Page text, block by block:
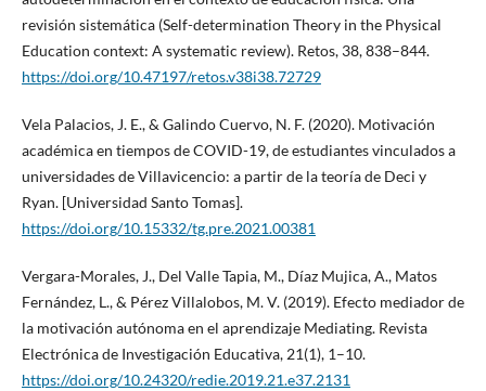
revisión sistemática (Self-determination Theory in the Physical
Education context: A systematic review). Retos, 38, 838–844.
https://doi.org/10.47197/retos.v38i38.72729
Vela Palacios, J. E., & Galindo Cuervo, N. F. (2020). Motivación
académica en tiempos de COVID-19, de estudiantes vinculados a
universidades de Villavicencio: a partir de la teoría de Deci y
Ryan. [Universidad Santo Tomas].
https://doi.org/10.15332/tg.pre.2021.00381
Vergara-Morales, J., Del Valle Tapia, M., Díaz Mujica, A., Matos
Fernández, L., & Pérez Villalobos, M. V. (2019). Efecto mediador de
la motivación autónoma en el aprendizaje Mediating. Revista
Electrónica de Investigación Educativa, 21(1), 1–10.
https://doi.org/10.24320/redie.2019.21.e37.2131